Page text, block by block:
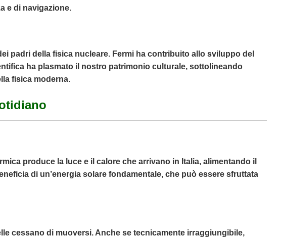
e di navigazione.
padri della fisica nucleare. Fermi ha contribuito allo sviluppo del
ha plasmato il nostro patrimonio culturale, sottolineando
fisica moderna.
produce la luce e il calore che arrivano in Italia, alimentando il
di un’energia solare fondamentale, che può essere sfruttata
cessano di muoversi. Anche se tecnicamente irraggiungibile,